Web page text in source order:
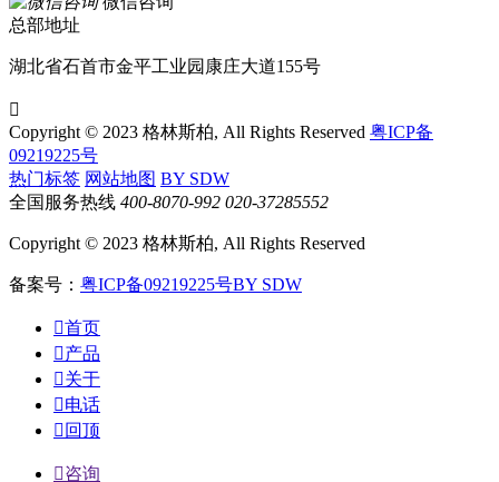
总部地址
湖北省石首市金平工业园康庄大道155号

Copyright © 2023 格林斯柏, All Rights Reserved 粤ICP备
09219225号
热门标签 网站地图 BY SDW
全国服务热线 400-8070-992 020-37285552
Copyright © 2023 格林斯柏, All Rights Reserved
备案号： 粤ICP备09219225号BY SDW
首页
产品
关于
电话
 回顶
咨询